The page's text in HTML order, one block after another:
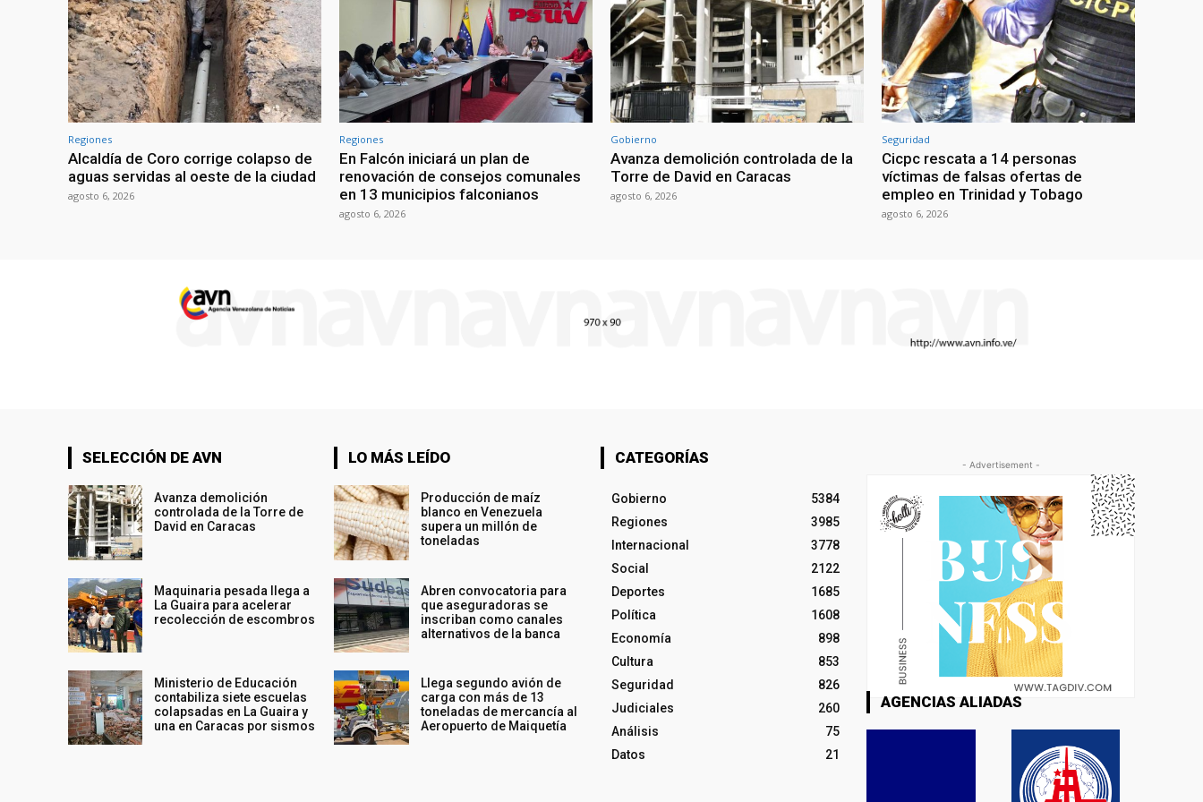
Regiones
Alcaldía de Coro corrige colapso de
aguas servidas al oeste de la ciudad
agosto 6, 2026
Regiones
En Falcón iniciará un plan de
renovación de consejos comunales
en 13 municipios falconianos
agosto 6, 2026
Gobierno
Avanza demolición controlada de la
Torre de David en Caracas
agosto 6, 2026
Seguridad
Cicpc rescata a 14 personas
víctimas de falsas ofertas de
empleo en Trinidad y Tobago
agosto 6, 2026
SELECCIÓN DE AVN
Avanza demolición
controlada de la Torre de
David en Caracas
Maquinaria pesada llega a
La Guaira para acelerar
recolección de escombros
Ministerio de Educación
contabiliza siete escuelas
colapsadas en La Guaira y
una en Caracas por sismos
LO MÁS LEÍDO
Producción de maíz
blanco en Venezuela
supera un millón de
toneladas
Abren convocatoria para
que aseguradoras se
inscriban como canales
alternativos de la banca
Llega segundo avión de
carga con más de 13
toneladas de mercancía al
Aeropuerto de Maiquetía
CATEGORÍAS
Gobierno
5384
Regiones
3985
Internacional
3778
Social
2122
Deportes
1685
Política
1608
Economía
898
Cultura
853
Seguridad
826
Judiciales
260
Análisis
75
Datos
21
- Advertisement -
AGENCIAS ALIADAS